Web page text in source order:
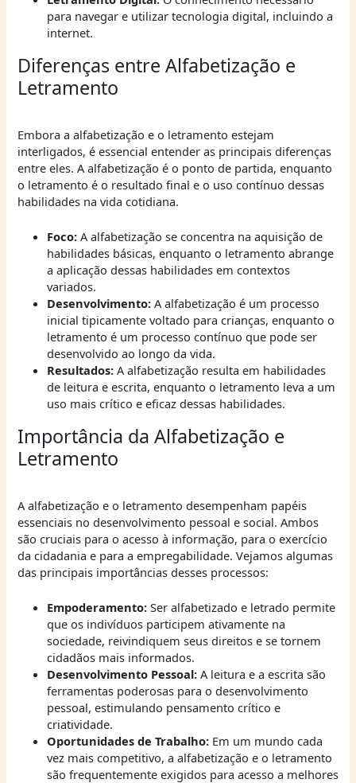
para navegar e utilizar tecnologia digital, incluindo a
internet.
Diferenças entre Alfabetização e
Letramento
Embora a alfabetização e o letramento estejam
interligados, é essencial entender as principais diferenças
entre eles. A alfabetização é o ponto de partida, enquanto
o letramento é o resultado final e o uso contínuo dessas
habilidades na vida cotidiana.
Foco:A alfabetização se concentra na aquisição de
habilidades básicas, enquanto o letramento abrange
a aplicação dessas habilidades em contextos
variados.
Desenvolvimento:A alfabetização é um processo
inicial tipicamente voltado para crianças, enquanto o
letramento é um processo contínuo que pode ser
desenvolvido ao longo da vida.
Resultados:A alfabetização resulta em habilidades
de leitura e escrita, enquanto o letramento leva a um
uso mais crítico e eficaz dessas habilidades.
Importância da Alfabetização e
Letramento
A alfabetização e o letramento desempenham papéis
essenciais no desenvolvimento pessoal e social. Ambos
são cruciais para o acesso à informação, para o exercício
da cidadania e para a empregabilidade. Vejamos algumas
das principais importâncias desses processos:
Empoderamento:Ser alfabetizado e letrado permite
que os indivíduos participem ativamente na
sociedade, reivindiquem seus direitos e se tornem
cidadãos mais informados.
Desenvolvimento Pessoal:A leitura e a escrita são
ferramentas poderosas para o desenvolvimento
pessoal, estimulando pensamento crítico e
criatividade.
Oportunidades de Trabalho:Em um mundo cada
vez mais competitivo, a alfabetização e o letramento
são frequentemente exigidos para acesso a melhores